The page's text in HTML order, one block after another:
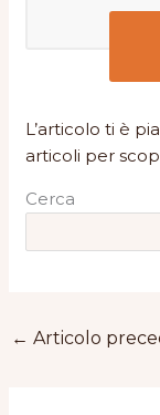
L’articolo ti è
articoli per
Cerca
← Articolo